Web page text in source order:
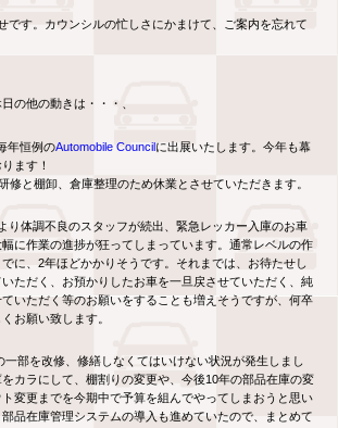
です。カウンシルの忙しさにかまけて、ご案内を忘れて
の他の動きは・・・、
年恒例のAutomobile Councilに出展いたします。今年も幕
ます！
修と棚卸、倉庫整理のため休業とさせていただきます。
り体調不良のスタッフが続出、緊急レッカー入庫のお車
に作業の進捗が狂ってしまっています。通常レベルの作
に、2年ほどかかりそうです。それまでは、お待たせし
ただく、お預かりしたお車を一旦戻させていただく、純
いただく等のお願いをすることも増えそうですが、何卒
お願い致します。
部を改修、修繕しなくてはいけない状況が発生しまし
カラにして、棚割りの変更や、今後10年の部品在庫の変
変更までを今期中で予算を組んでやってしまおうと思い
品在庫管理システムの導入も進めていたので、まとめて